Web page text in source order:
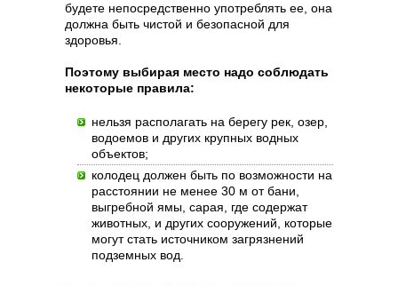
будете непосредственно употреблять ее, она
должна быть чистой и безопасной для
здоровья.
Поэтому выбирая место надо соблюдать
некоторые правила:
нельзя располагать на берегу рек, озер,
водоемов и других крупных водных
объектов;
колодец должен быть по возможности на
расстоянии не менее 30 м от бани,
выгребной ямы, сарая, где содержат
животных, и других сооружений, которые
могут стать источником загрязнений
подземных вод.